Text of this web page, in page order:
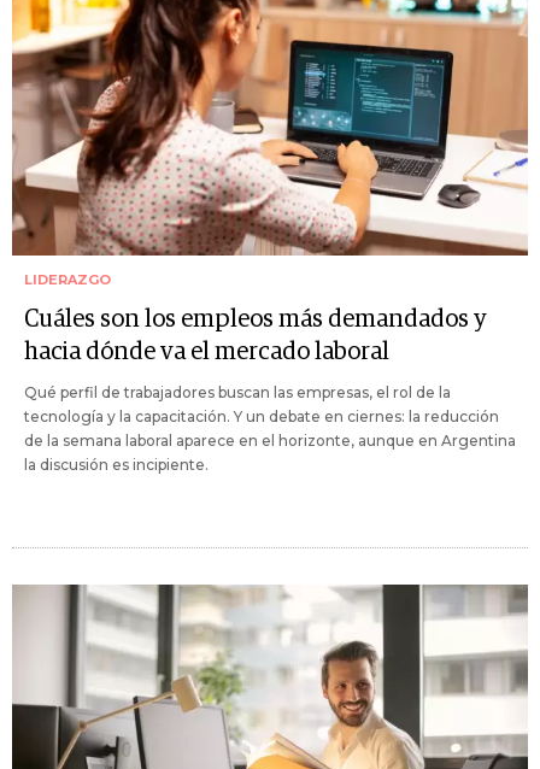
LIDERAZGO
Cuáles son los empleos más demandados y
hacia dónde va el mercado laboral
Qué perfil de trabajadores buscan las empresas, el rol de la
tecnología y la capacitación. Y un debate en ciernes: la reducción
de la semana laboral aparece en el horizonte, aunque en Argentina
la discusión es incipiente.